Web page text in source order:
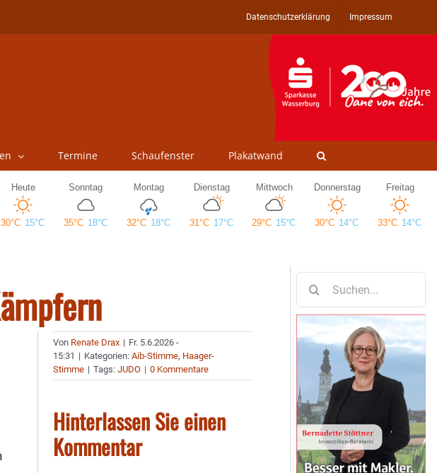
Datenschutzerklärung Impressum
Termine Schaufenster Plakatwand
Von Renate Drax | Fr. 5.6.2026 -
15:31 | Kategorien:Aib-Stimme, Haager-
Stimme | Tags:JUDO | 0 Kommentare
Hinterlassen Sie einen
Kommentar
nach: